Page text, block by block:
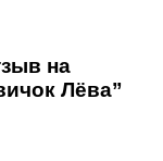
на
Лёва”